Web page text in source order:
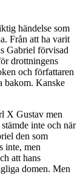
händelse som
Från att ha varit
Gabriel förvisad
drottningens
och författaren
bakom. Kanske
X Gustav men
inte och när
den som
inte, men
att hans
domen. Men